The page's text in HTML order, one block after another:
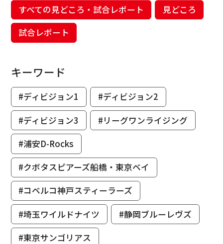
すべての見どころ・試合レポート
見どころ
試合レポート
キーワード
#ディビジョン1
#ディビジョン2
#ディビジョン3
#リーグワンライジング
#浦安D-Rocks
#クボタスピアーズ船橋・東京ベイ
#コベルコ神戸スティーラーズ
#埼玉ワイルドナイツ
#静岡ブルーレヴズ
#東京サンゴリアス